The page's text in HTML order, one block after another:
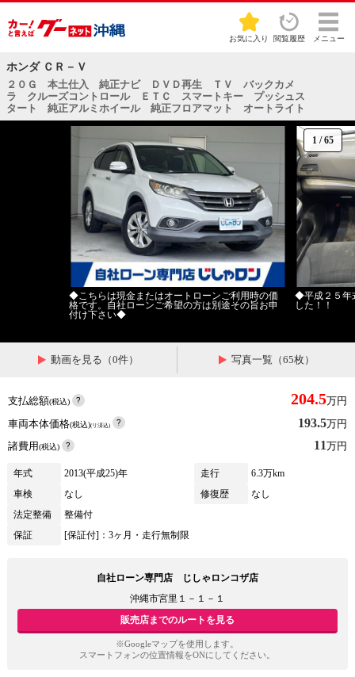
お気に入り 閲覧履歴 メニュー
ホンダ ＣＲ－Ｖ
２０Ｇ 本土仕入 純正ナビ ＤＶＤ再生 ＴＶ バックカメ
ラ クルーズコントロール ＥＴＣ スマートキー プッシュス
タート 純正アルミホイール 純正フロアマット オートライト
1 /65
◆こちらは現金またはオートローンご利用時の価
格です。自社ローンご希望の方は別途その旨お申
付け下さい◆
◆平成２５年
した！！
動画を見る（0件） 写真一覧（65枚）
支払総額(税込) 204.5万円
車両本体価格(税込)(リ済込) 193.5万円
諸費用(税込) 11万円
年式 2013(平成25)年 走行
6.3万km
車検
なし 修復歴
なし
法定整備
整備付
保証
[保証付]：3ヶ月・走行無制限
自社ローン専門店 じしゃロンコザ店
沖縄市宮里１－１－１
販売店までのルートを見る
※Googleマップを使用します。
スマートフォンの位置情報をONにしてください。